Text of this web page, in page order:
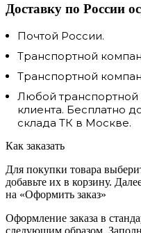
Доставку по России
Почтой России.
Транспортной
Транспортной
Любой
клиента. Бесплатно
склада ТК в Москве.
Как заказать
Для покупки товара
добавьте их в корзину.
на «Оформить заказ»
Оформление заказа в